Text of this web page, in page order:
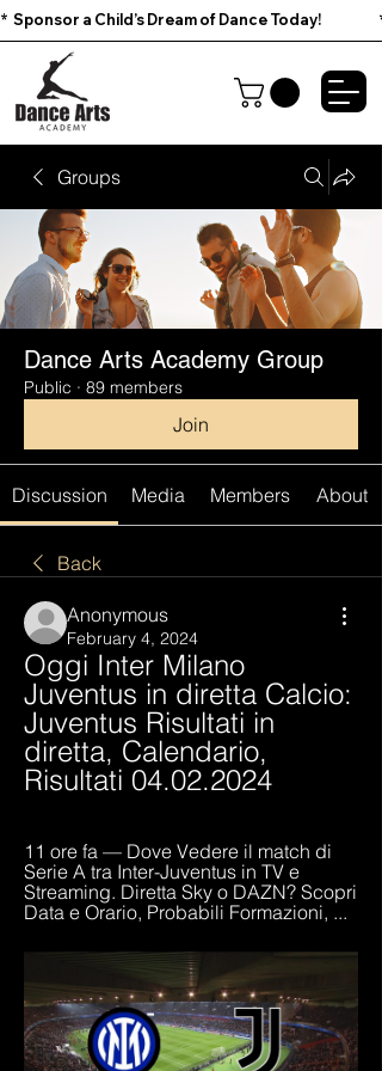
*  Sponsor a Child’s Dream of Dance Today!
Groups
Dance Arts Academy Group
Public · 89 members
Join
Discussion Media Members About
Back
Anonymous
February 4, 2024
Oggi Inter Milano
Juventus in diretta Calcio:
Juventus Risultati in
diretta, Calendario,
Risultati 04.02.2024
11 ore fa — Dove Vedere il match di
Serie A tra Inter-Juventus in TV e
Streaming. Diretta Sky o DAZN? Scopri
Data e Orario, Probabili Formazioni, ...